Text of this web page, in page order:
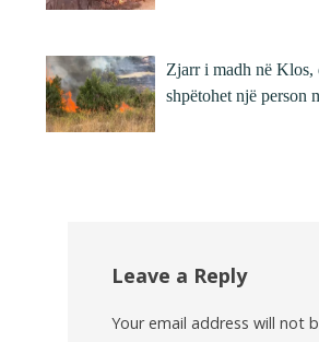
Zjarr i madh në Klos,
shpëtohet një person
Leave a Reply
Your email address will not